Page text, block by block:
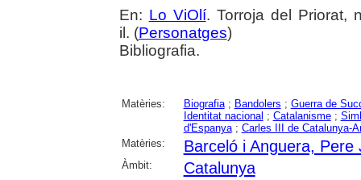
En: Lo ViOlí. Torroja del Priorat,
il. (Personatges)
Bibliografia.
Matèries: Biografia; Bandolers ; Guerra de
Identitat nacional ; Catalanisme;
d'Espanya; Carles III de Catalunya-
Matèries:
Barceló i Anguera, Pere
Àmbit: Catalunya